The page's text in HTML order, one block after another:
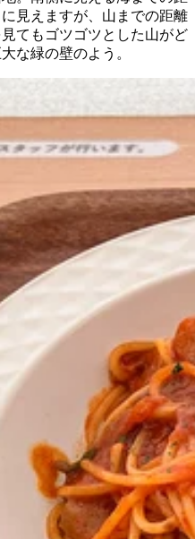
見えますが、山までの距離
てもゴツゴツとした山がど
な緑の壁のよう。